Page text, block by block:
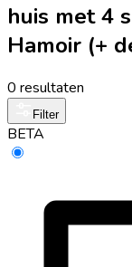
huis met 4
Hamoir (+
0 resultaten
Filter
BETA